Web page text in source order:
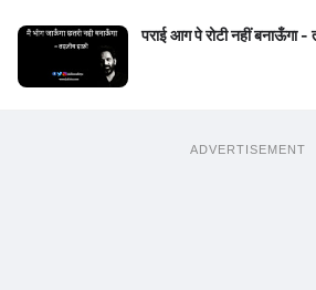
पराई आग पे रोटी नहीं बनाऊँगा -
ADVERTISEMENT